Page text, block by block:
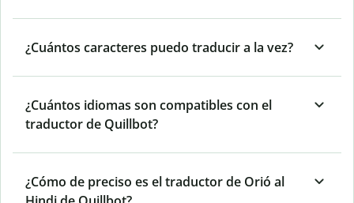
¿Cuántos caracteres puedo traducir a la vez?
¿Cuántos idiomas son compatibles con el
traductor de Quillbot?
¿Cómo de preciso es el traductor de Orió al